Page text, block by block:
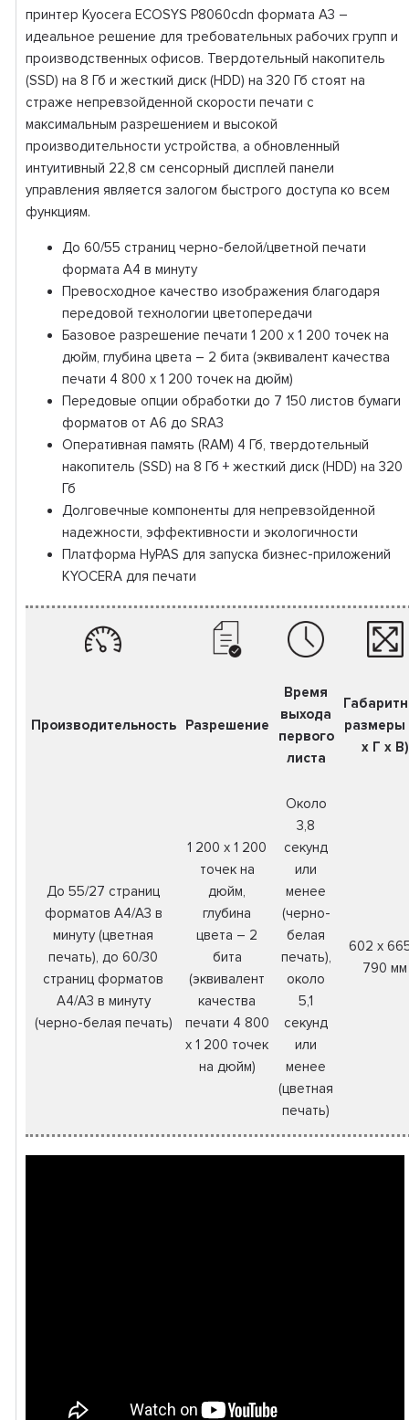
принтер Kyocera ECOSYS P8060cdn формата А3 –
идеальное решение для требовательных рабочих групп и
производственных офисов. Твердотельный накопитель
(SSD) на 8 Гб и жесткий диск (HDD) на 320 Гб стоят на
страже непревзойденной скорости печати с
максимальным разрешением и высокой
производительности устройства, а обновленный
интуитивный 22,8 см сенсорный дисплей панели
управления является залогом быстрого доступа ко всем
функциям.
До 60/55 страниц черно-белой/цветной печати
формата А4 в минуту
Превосходное качество изображения благодаря
передовой технологии цветопередачи
Базовое разрешение печати 1 200 x 1 200 точек на
дюйм, глубина цвета – 2 бита (эквивалент качества
печати 4 800 x 1 200 точек на дюйм)
Передовые опции обработки до 7 150 листов бумаги
форматов от А6 до SRA3
Оперативная память (RAM) 4 Гб, твердотельный
накопитель (SSD) на 8 Гб + жесткий диск (HDD) на 320
Гб
Долговечные компоненты для непревзойденной
надежности, эффективности и экологичности
Платформа HyPAS для запуска бизнес-приложений
KYOCERA для печати
Производительность Разрешение
Время
выхода
первого
листа
x Г x В)
До 55/27 страниц
форматов A4/A3 в
минуту (цветная
печать), до 60/30
страниц форматов
A4/A3 в минуту
(черно-белая печать)
1 200 x 1 200
точек на
дюйм,
глубина
цвета – 2
бита
(эквивалент
качества
печати 4 800
x 1 200 точек
на дюйм)
Около
3,8
секунд
или
менее
(черно-
белая
печать),
около
5,1
секунд
или
менее
(цветная
печать)
602 x
790 мм